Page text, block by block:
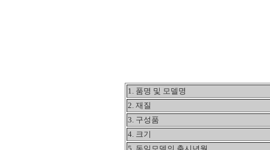
1. 품명 및 모델명
2. 재질
3. 구성품
4. 크기